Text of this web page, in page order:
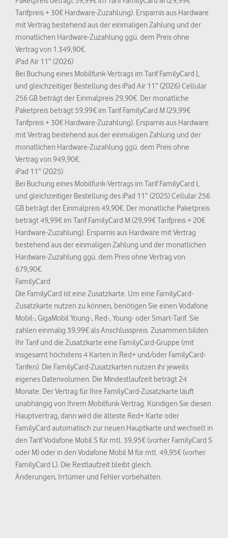
Tarifpreis + 30€ Hardware-Zuzahlung). Ersparnis aus Hardware
mit Vertrag bestehend aus der einmaligen Zahlung und der
monatlichen Hardware-Zuzahlung ggü. dem Preis ohne
Vertrag von 1.349,90€.
iPad Air 11“ (2026)
Bei Buchung eines Mobilfunk-Vertrags im Tarif FamilyCard L
und gleichzeitiger Bestellung des iPad Air 11“ (2026) Cellular
256 GB beträgt der Einmalpreis 29,90€. Der monatliche
Paketpreis beträgt 59,99€ im Tarif FamilyCard M (29,99€
Tarifpreis + 30€ Hardware-Zuzahlung). Ersparnis aus Hardware
mit Vertrag bestehend aus der einmaligen Zahlung und der
monatlichen Hardware-Zuzahlung ggü. dem Preis ohne
Vertrag von 949,90€.
iPad 11“ (2025)
Bei Buchung eines Mobilfunk-Vertrags im Tarif FamilyCard L
und gleichzeitiger Bestellung des iPad 11“ (2025) Cellular 256
GB beträgt der Einmalpreis 49,90€. Der monatliche Paketpreis
beträgt 49,99€ im Tarif FamilyCard M (29,99€ Tarifpreis + 20€
Hardware-Zuzahlung). Ersparnis aus Hardware mit Vertrag
bestehend aus der einmaligen Zahlung und der monatlichen
Hardware-Zuzahlung ggü. dem Preis ohne Vertrag von
679,90€.
FamilyCard
Die FamilyCard ist eine Zusatzkarte. Um eine FamilyCard-
Zusatzkarte nutzen zu können, benötigen Sie einen Vodafone
Mobil-, GigaMobil Young-, Red-, Young- oder Smart-Tarif. Sie
zahlen einmalig 39,99€ als Anschlusspreis. Zusammen bilden
Ihr Tarif und die Zusatzkarte eine FamilyCard-Gruppe (mit
insgesamt höchstens 4 Karten in Red+ und/oder FamilyCard-
Tarifen). Die FamilyCard-Zusatzkarten nutzen ihr jeweils
eigenes Datenvolumen. Die Mindestlaufzeit beträgt 24
Monate. Der Vertrag für Ihre FamilyCard-Zusatzkarte läuft
unabhängig von Ihrem Mobilfunk-Vertrag. Kündigen Sie diesen
Hauptvertrag, dann wird die älteste Red+ Karte oder
FamilyCard automatisch zur neuen Hauptkarte und wechselt in
den Tarif Vodafone Mobil S für mtl. 39,95€ (vorher FamilyCard S
oder M) oder in den Vodafone Mobil M für mtl. 49,95€ (vorher
FamilyCard L). Die Restlaufzeit bleibt gleich.
Änderungen, Irrtümer und Fehler vorbehalten.